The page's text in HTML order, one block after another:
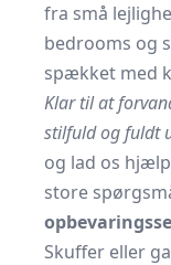
fra små
bedrooms og
spækket med
Klar til at
stilfuld og fuldt
og lad os
store
Skuffer eller